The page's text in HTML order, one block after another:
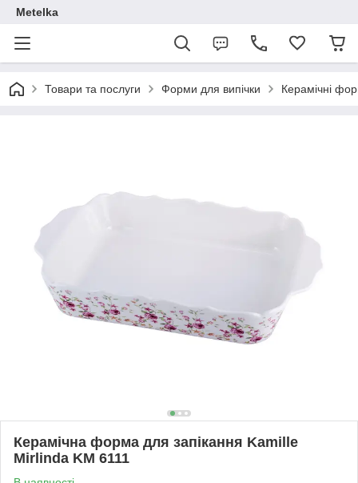
Metelka
Товари та послуги Форми для випічки Керамічні
Керамічна форма для запікання Kamille
Mirlinda KM 6111